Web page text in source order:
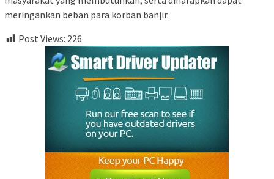
meringankan beban para korban banjir.
Post Views: 226